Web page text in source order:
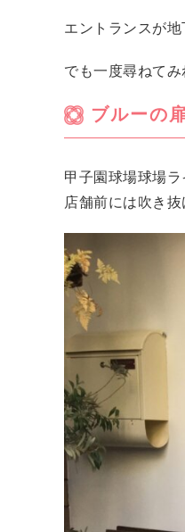
エントランスが
でも一度尋ねて
ブルーの
甲子園球場球場
店舗前には吹き